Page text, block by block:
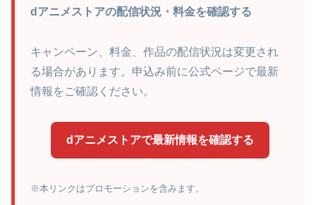
dアニメストアの配信状況・料金を確認する
キャンペーン、料金、作品の配信状況は変更され
る場合があります。申込み前に公式ページで最新
情報をご確認ください。
dアニメストアで最新情報を確認する
※本リンクはプロモーションを含みます。